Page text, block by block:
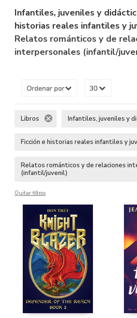
Infantiles, juveniles y
historias reales infantiles y
Relatos románticos y de
interpersonales (infantil/
Libros Infantiles, juveniles y
Ficción e historias reales infantiles y
Relatos románticos y de relaciones
(infantil/juvenil)
Quitar filtros